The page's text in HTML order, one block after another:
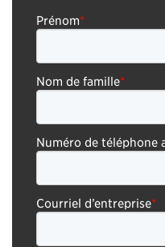
Prénom*
Nom de famille*
Numéro de téléphone
Courriel d’entreprise*